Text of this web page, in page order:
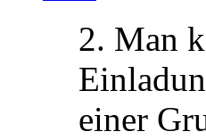
2. Man
einer